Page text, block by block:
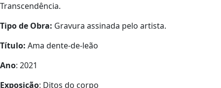
Transcendência.
Tipo de Obra: Gravura assinada pelo artista.
Título: Ama dente-de-leão
Ano: 2021
Exposição: Ditos do corpo